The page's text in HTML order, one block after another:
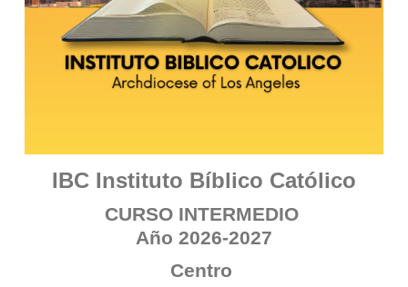
IBC Instituto Bíblico Católico
CURSO INTERMEDIO
Año 2026-2027
Centro